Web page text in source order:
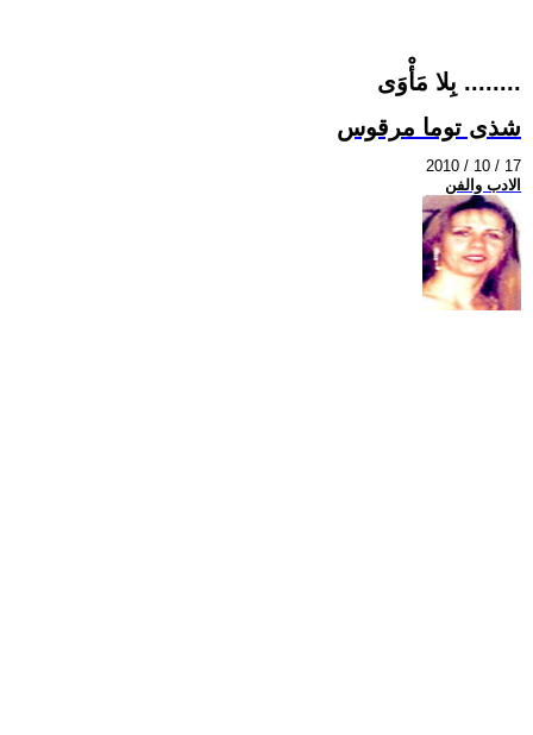
بِلا مَأْوَى ........
شذى توما مرقوس
2010 / 10 / 17
الادب والفن